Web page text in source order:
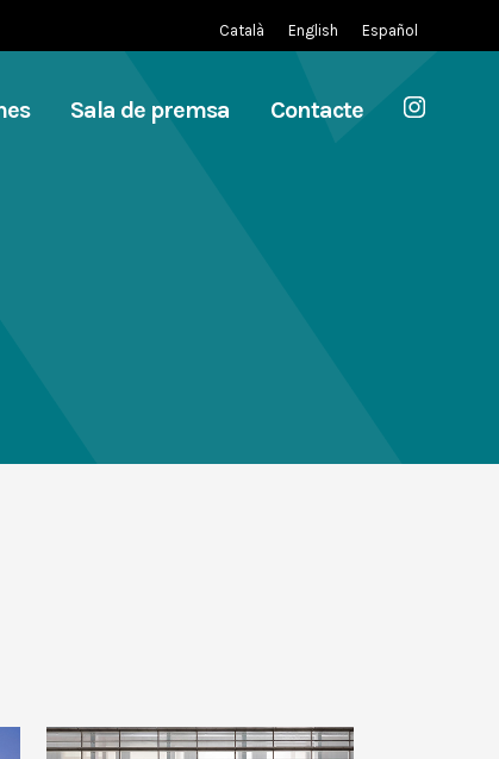
Català English Español
Sala de premsa Contacte